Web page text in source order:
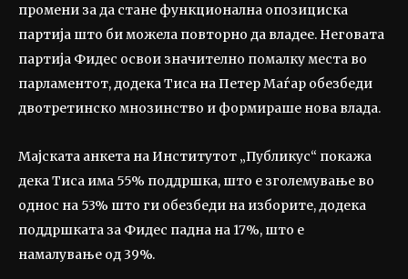
промени за да стане функционална опозициска
партија што би можела повторно да владее. Неговата
партија Фидес освои значително помалку места во
парламентот, додека Тиса на Петер Маѓар обезбеди
двотретинско мнозинство и формираше нова влада.
Мајската анкета на Институтот „Публикус“ покажа
дека Тиса има 55% поддршка, што е зголемување во
однос на 53% што ги обезбеди на изборите, додека
поддршката за Фидес падна на 17%, што е
намалување од 39%.